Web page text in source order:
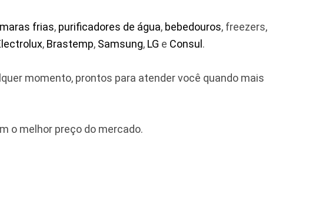
frias, purificadores de água, bebedouros, freezers,
, Brastemp, Samsung, LG e Consul .
momento, prontos para atender você quando mais
o melhor preço do mercado.